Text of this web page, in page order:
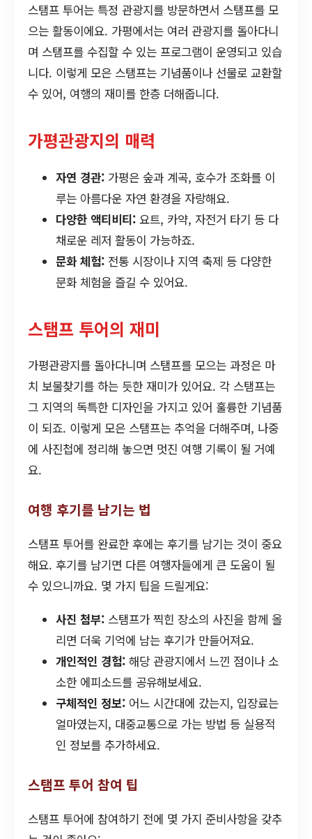
스탬프 투어는 특정 관광지를 방문하면서 스탬프를 모
으는 활동이에요. 가평에서는 여러 관광지를 돌아다니
며 스탬프를 수집할 수 있는 프로그램이 운영되고 있습
니다. 이렇게 모은 스탬프는 기념품이나 선물로 교환할
수 있어, 여행의 재미를 한층 더해줍니다.
가평관광지의 매력
자연 경관: 가평은 숲과 계곡, 호수가 조화를 이
루는 아름다운 자연 환경을 자랑해요.
다양한 액티비티: 요트, 카약, 자전거 타기 등 다
채로운 레저 활동이 가능하죠.
문화 체험: 전통 시장이나 지역 축제 등 다양한
문화 체험을 즐길 수 있어요.
스탬프 투어의 재미
가평관광지를 돌아다니며 스탬프를 모으는 과정은 마
치 보물찾기를 하는 듯한 재미가 있어요. 각 스탬프는
그 지역의 독특한 디자인을 가지고 있어 훌륭한 기념품
이 되죠. 이렇게 모은 스탬프는 추억을 더해주며, 나중
에 사진첩에 정리해 놓으면 멋진 여행 기록이 될 거예
요.
여행 후기를 남기는 법
스탬프 투어를 완료한 후에는 후기를 남기는 것이 중요
해요. 후기를 남기면 다른 여행자들에게 큰 도움이 될
수 있으니까요. 몇 가지 팁을 드릴게요:
사진 첨부: 스탬프가 찍힌 장소의 사진을 함께 올
리면 더욱 기억에 남는 후기가 만들어져요.
개인적인 경험: 해당 관광지에서 느낀 점이나 소
소한 에피소드를 공유해보세요.
구체적인 정보: 어느 시간대에 갔는지, 입장료는
얼마였는지, 대중교통으로 가는 방법 등 실용적
인 정보를 추가하세요.
스탬프 투어 참여 팁
스탬프 투어에 참여하기 전에 몇 가지 준비사항을 갖추